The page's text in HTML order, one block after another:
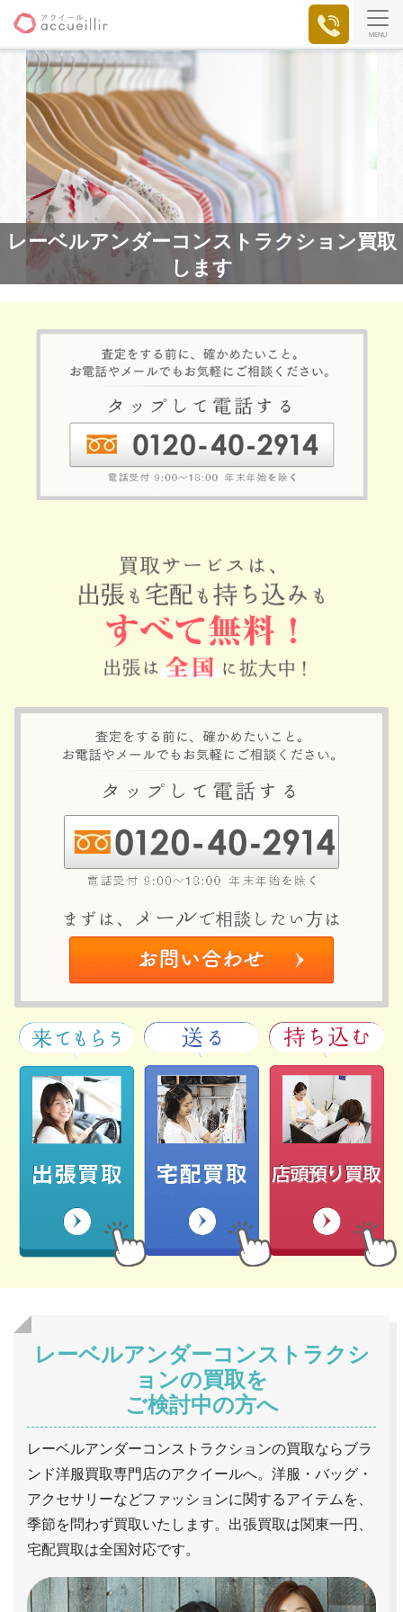
MENU
レーベルアンダーコンストラクション買取
します
レーベルアンダーコンストラクシ
ョンの買取を
ご検討中の方へ
レーベルアンダーコンストラクションの買取ならブラ
ンド洋服買取専門店のアクイールへ。洋服・バッグ・
アクセサリーなどファッションに関するアイテムを、
季節を問わず買取いたします。出張買取は関東一円、
宅配買取は全国対応です。